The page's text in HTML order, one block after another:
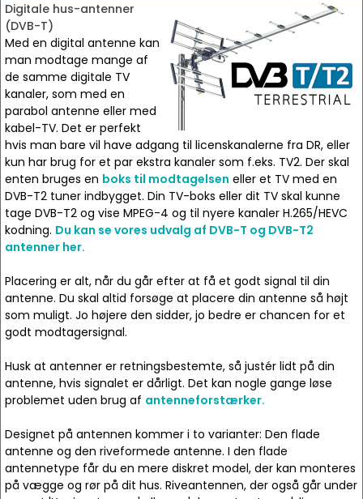
Digitale hus-antenner
(DVB-T)
Med en digital antenne kan
man modtage mange af
de samme digitale TV
kanaler, som med en
parabol antenne eller med
kabel-TV. Det er perfekt
hvis man bare vil have adgang til licenskanalerne fra DR, eller
kun har brug for et par ekstra kanaler som f.eks. TV2. Der skal
enten bruges en boks til modtagelsen eller et TV med en
DVB-T2 tuner indbygget. Din TV-boks eller dit TV skal kunne
tage DVB-T2 og vise MPEG-4 og til nyere kanaler H.265/HEVC
kodning. Du kan se vores udvalg af DVB-T og DVB-T2
antenner her.
Placering er alt, når du går efter at få et godt signal til din
antenne. Du skal altid forsøge at placere din antenne så højt
som muligt. Jo højere den sidder, jo bedre er chancen for et
godt modtagersignal.
Husk at antenner er retningsbestemte, så justér lidt på din
antenne, hvis signalet er dårligt. Det kan nogle gange løse
problemet uden brug af antenneforstærker.
Designet på antennen kommer i to varianter: Den flade
antenne og den riveformede antenne. I den flade
antennetype får du en mere diskret model, der kan monteres
på vægge og rør på dit hus. Riveantennen, der også går under